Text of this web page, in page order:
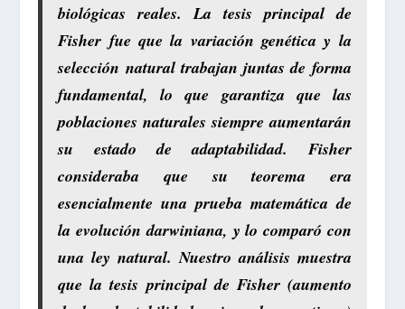
biológicas reales. La tesis principal de
Fisher fue que la variación genética y la
selección natural trabajan juntas de forma
fundamental, lo que garantiza que las
poblaciones naturales siempre aumentarán
su estado de adaptabilidad. Fisher
consideraba que su teorema era
esencialmente una prueba matemática de
la evolución darwiniana, y lo comparó con
una ley natural. Nuestro análisis muestra
que la tesis principal de Fisher (aumento